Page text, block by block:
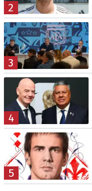
2
3
4
5